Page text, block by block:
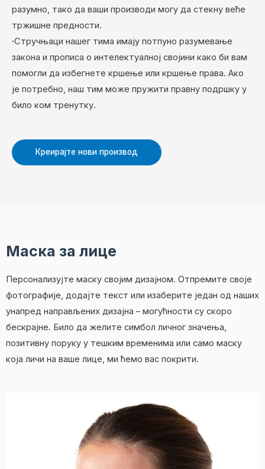
разумно, тако да ваши производи могу да стекну веће
тржишне предности.
·Стручњаци нашег тима имају потпуно разумевање
закона и прописа о интелектуалној својини како би вам
помогли да избегнете кршење или кршење права. Ако
је потребно, наш тим може пружити правну подршку у
било ком тренутку.
Креирајте нови производ
Маска за лице
Персонализујте маску својим дизајном. Отпремите своје
фотографије, додајте текст или изаберите један од наших
унапред направљених дизајна – могућности су скоро
бескрајне. Било да желите симбол личног значења,
позитивну поруку у тешким временима или само маску
која личи на ваше лице, ми ћемо вас покрити.